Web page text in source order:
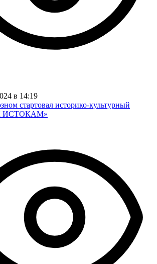
в 14:19
стартовал историко-культурный
ИСТОКАМ»